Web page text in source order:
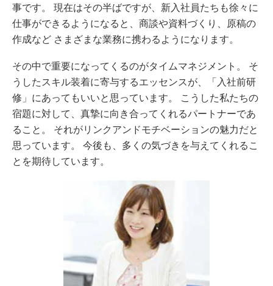
事です。 現在はその半ばですが、新入社員たちも徐々に
仕事ができるようになると、商談や資料づくり、原稿の
作成など さまざまな業務に携わるようになります。
その中で重要になってくるのがタイムマネジメント。 そ
うしたスキル装着に寄与するエッセンスが、「入社前研
修」にあってもいいと思っています。 こうした私たちの
宿題に対して、真摯に向き合ってくれるパートナーであ
ること。 それがリンクアンドモチベーションの魅力だと
思っています。 今後も、多くの気づきを与えてくれるこ
とを期待しています。